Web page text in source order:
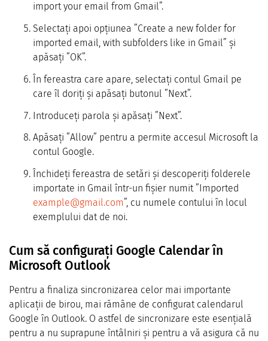
import your email from Gmail”.
Selectați apoi opțiunea ”Create a new folder for
imported email, with subfolders like in Gmail” și
apăsați ”OK”.
În fereastra care apare, selectați contul Gmail pe
care îl doriți și apăsați butonul ”Next”.
Introduceți parola și apăsați ”Next”.
Apăsați ”Allow” pentru a permite accesul Microsoft la
contul Google.
Închideți fereastra de setări și descoperiți folderele
importate in Gmail într-un fișier numit ”Imported
example@gmail.com”, cu numele contului în locul
exemplului dat de noi.
Cum să configurați Google Calendar în
Microsoft Outlook
Pentru a finaliza sincronizarea celor mai importante
aplicații de birou, mai rămâne de configurat calendarul
Google în Outlook. O astfel de sincronizare este esențială
pentru a nu suprapune întâlniri și pentru a vă asigura că nu